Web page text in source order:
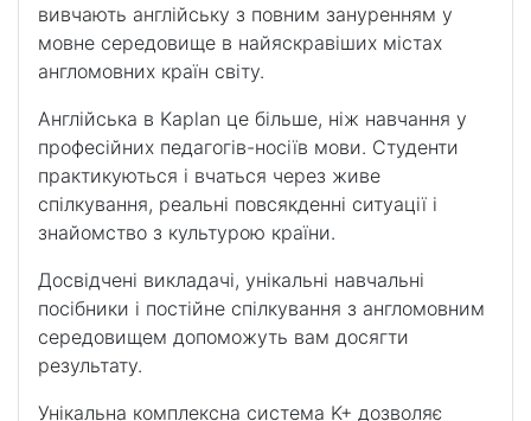
вивчають англійську з повним зануренням у
мовне середовище в найяскравіших містах
англомовних країн світу.
Англійська в Kaplan це більше, ніж навчання у
професійних педагогів-носіїв мови. Студенти
практикуються і вчаться через живе
спілкування, реальні повсякденні ситуації і
знайомство з культурою країни.
Досвідчені викладачі, унікальні навчальні
посібники і постійне спілкування з англомовним
середовищем допоможуть вам досягти
результату.
Унікальна комплексна система K+ дозволяє